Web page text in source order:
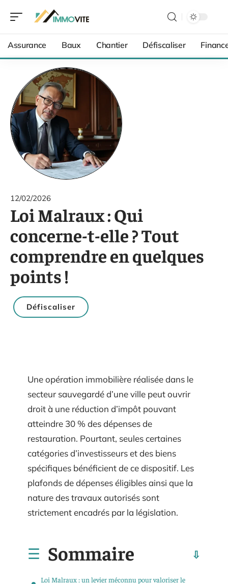
Assurance Baux Chantier Défiscaliser
12/02/2026
Loi Malraux : Qui
concerne-t-elle ? Tout
comprendre en quelques
points !
Défiscaliser
Une opération immobilière réalisée dans le
secteur sauvegardé d’une ville peut ouvrir
droit à une réduction d’impôt pouvant
atteindre 30 % des dépenses de
restauration. Pourtant, seules certaines
catégories d’investisseurs et des biens
spécifiques bénéficient de ce dispositif. Les
plafonds de dépenses éligibles ainsi que la
nature des travaux autorisés sont
strictement encadrés par la législation.
Sommaire
Loi Malraux : un levier méconnu pour valoriser le